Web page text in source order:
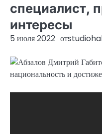
специалист,
интересы
5 июля 2022 от